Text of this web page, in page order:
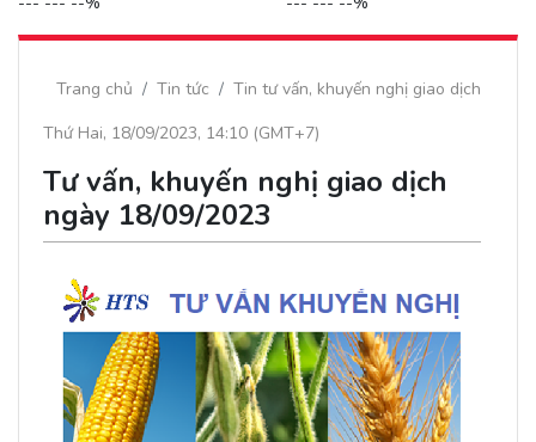
Trang chủ Tin tức
Tin tư vấn, khuyến nghị giao dịch
Thứ Hai, 18/09/2023, 14:10 (GMT+7)
Tư vấn, khuyến nghị giao dịch
ngày 18/09/2023